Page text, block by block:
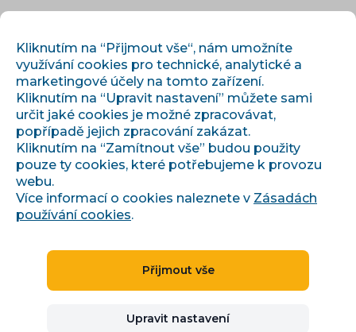
Úvod› Články a informace›
Automatický bidding na Heurece a Zboží.cz: kompletní
průvodce
Automatický bidding na
Heurece a Zboží.cz:
Kliknutím na “Přijmout vše“, nám umožníte
využívání cookies pro technické, analytické a
marketingové účely na tomto zařízení.
Kliknutím na “Upravit nastavení” můžete sami
určit jaké cookies je možné zpracovávat,
popřípadě jejich zpracování zakázat.
Kliknutím na “Zamítnout vše” budou použity
pouze ty cookies, které potřebujeme k provozu
webu.
Více informací o cookies naleznete v Zásadách
používání cookies.
Přijmout vše
Upravit nastavení